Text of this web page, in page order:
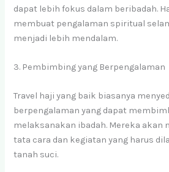
dapat lebih fokus dalam beribadah.
membuat pengalaman spiritual
menjadi lebih mendalam.
3. Pembimbing yang Berpengalaman
Travel haji yang baik biasanya
berpengalaman yang dapat
melaksanakan ibadah. Mereka akan
tata cara dan kegiatan yang harus
tanah suci.